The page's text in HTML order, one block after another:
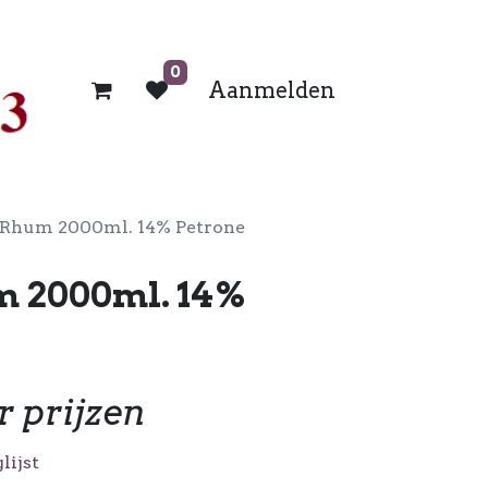
0
Aanmelden
2000ml. 14% Petrone
2000ml. 14%
prijzen